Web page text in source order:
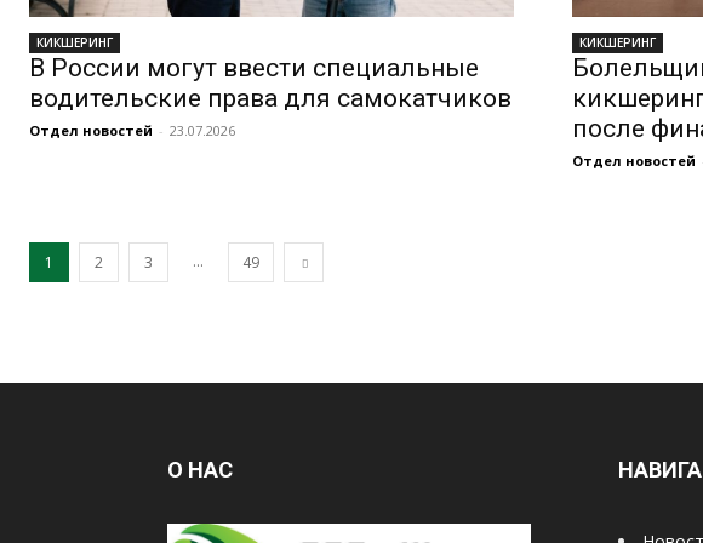
КИКШЕРИНГ
В России могут ввести специальные
водительские права для самокатчиков
Отдел новостей - 23.07.2026
КИКШЕРИНГ
после
Отдел новостей
1 2 3 ... 49
О НАС